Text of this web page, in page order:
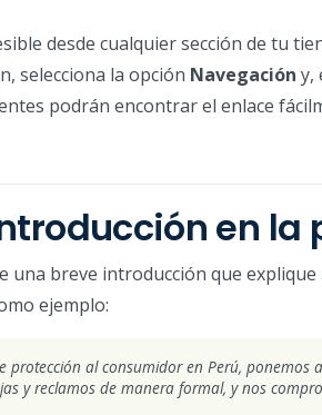
desde cualquier sección de tu
selecciona la opción Navegación y,
podrán encontrar el enlace
en la
una breve introducción que
ejemplo:
al consumidor en Perú, ponemos
y reclamos de manera formal, y nos